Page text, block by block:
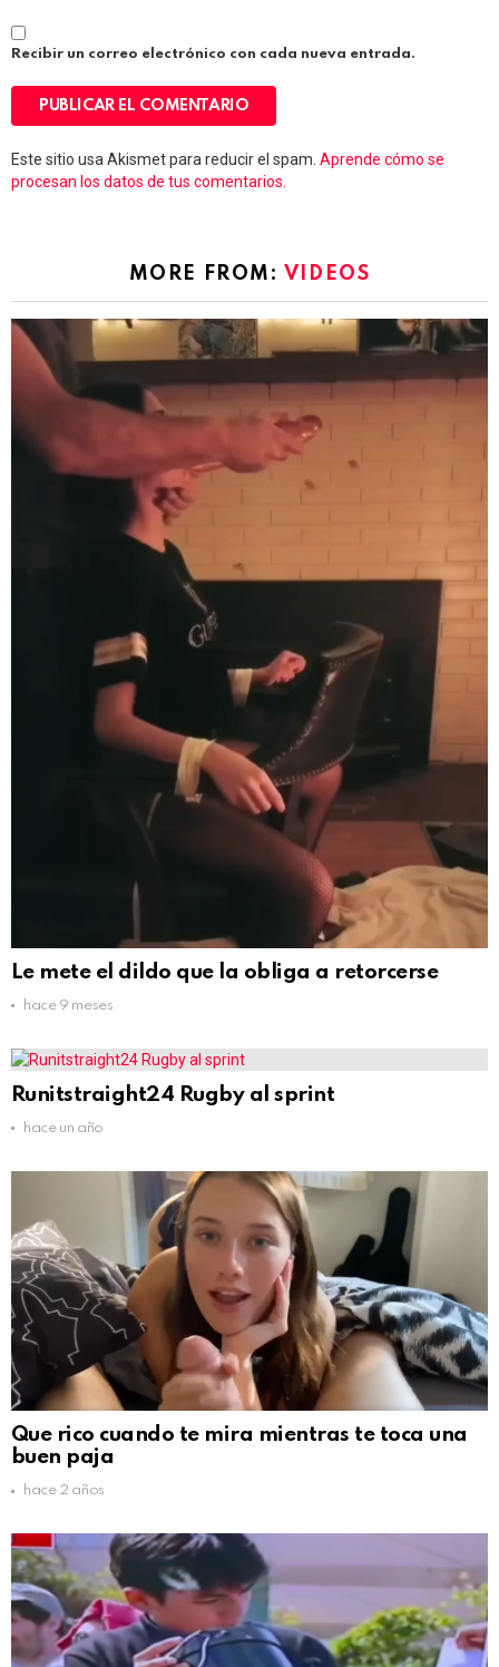
Recibir un correo electrónico con cada nueva entrada.
Este sitio usa Akismet para reducir el spam. Aprende cómo se
procesan los datos de tus comentarios.
MORE FROM: VIDEOS
Le mete el dildo que la obliga a retorcerse
hace 9 meses
Runitstraight24 Rugby al sprint
hace un año
Que rico cuando te mira mientras te toca una
buen paja
hace 2 años